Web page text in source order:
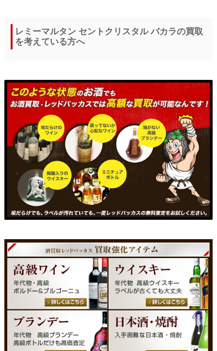
レミーマルタン セントクリスタル バカラの買取
を考えている方へ